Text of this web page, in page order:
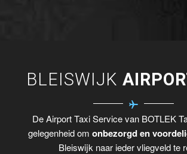
BLEISWIJK
De Airport Taxi Service van BOTLEK
gelegenheid om onbezorgd en
Bleiswijk naar ieder vliegveld te